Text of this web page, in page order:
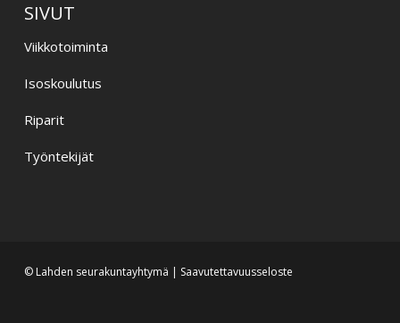
SIVUT
Viikkotoiminta
Isoskoulutus
Riparit
Työntekijät
© Lahden seurakuntayhtymä | Saavutettavuusseloste